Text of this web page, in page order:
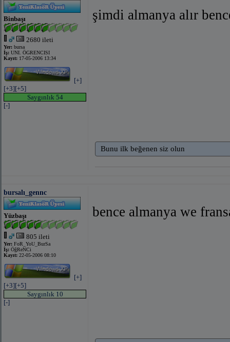
Binbaşı
2680 ileti
Yer: bursa
İş: UNI. ÖGRENCISI
Kayıt: 17-05-2006 13:34
[+]
[+3][+5]
Saygınlık 54
[-]
şimdi almanya alır
Bunu ilk beğenen siz olun
bursalı_gennc
Yüzbaşı
805 ileti
Yer: FoR_YoU_BurSa
İş: ÖğReNCi
Kayıt: 22-05-2006 08:10
[+]
[+3][+5]
Saygınlık 10
[-]
bence almanya we